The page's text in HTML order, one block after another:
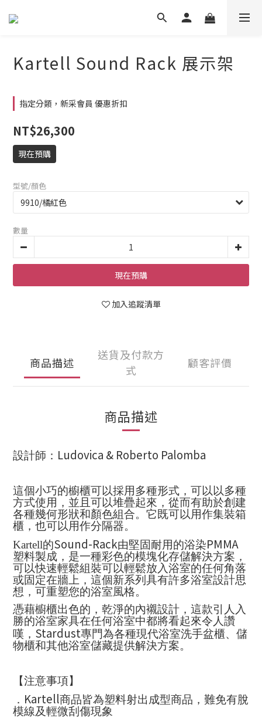
Kartell Sound Rack 展示架
指定分類，新采會員 優惠折扣
NT$26,300
現在預購
型號/顏色
數量
現在預購
加入追蹤清單
商品描述
送貨及付款方
式
顧客評價
商品描述
設計師： Ludovica & Roberto Palomba
這個小巧的櫥櫃可以採用多種形式，可以以多種
方式使用，並且可以堆疊起來，從而有助於創建
各種幾何形狀和顏色組合。它既可以用作集裝箱
櫃，也可以用作分隔器。
Kartell的Sound-Rack由堅固耐用的浴染PMMA
塑料製成，是一種彩色的模塊化存儲解決方案，
可以快速輕鬆組裝可以輕鬆放入浴室的任何角落
或固定在牆上，這個新系列具有許多浴室設計思
想，可重塑您的浴室風格。
憑藉櫥櫃出色的，乾淨的內襯設計，這款引人入
勝的浴室家具在任何浴室中都將看起來令人讚
嘆， Stardust專門為各種現代浴室洗手盆櫃、儲
物櫃和其他浴室儲藏提供解決方案。
【注意事項】
． Kartell商品皆為塑料射出成型商品，難免有脫
模線及輕微刮傷現象